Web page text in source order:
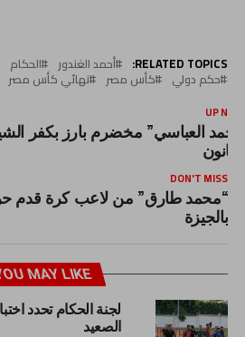
RELATED TOPICS: أحمد الغندور الحكام
حكم دولي كأس مصر نهائي كأس مصر
UP
العباسي” مخضرم بارز بكفر
DON'T MISS
“محمد طارق” من لاعب كرة قدم
بالجيزة
MAY LIKE
لجنة الحكام تحدد
الصعيد